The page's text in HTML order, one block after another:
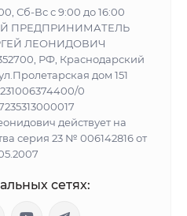
Сб-Вс с 9:00 до 16:00
ПРЕДПРИНИМАТЕЛЬ
ЛЕОНИДОВИЧ
РФ, Краснодарский
дом 151
0
действует на
серия 23 № 006142816 от
сетях: